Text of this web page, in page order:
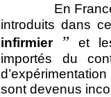
En
introduits dans
infirmier”et
importés du
sont devenus